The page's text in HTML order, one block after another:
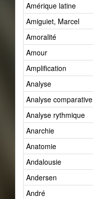
Amérique latine
Amiguiet, Marcel
Amoralité
Amour
Amplification
Analyse
Analyse comparative
Analyse rythmique
Anarchie
Anatomie
Andalousie
Andersen
André